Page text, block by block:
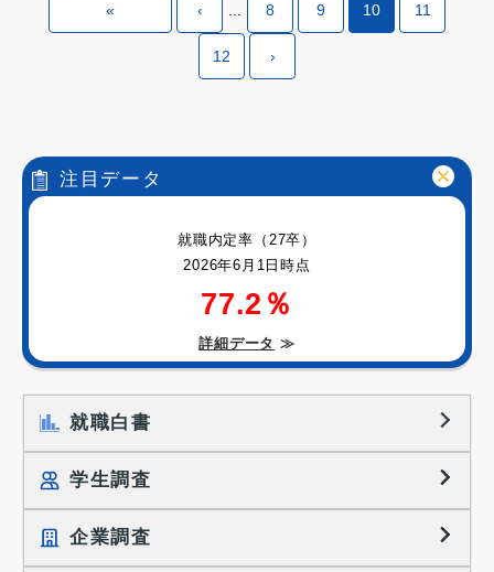
« ‹ ... 8 9 10 11
12 ›
注目データ
就職内定率（27卒）
2026年6月1日時点
77.2％
詳細データ ≫
就職白書
学生調査
就職プロセス調査
企業調査